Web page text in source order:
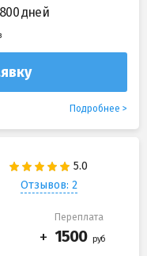
дней
Подробнее
Отзывов: 2
Переплата